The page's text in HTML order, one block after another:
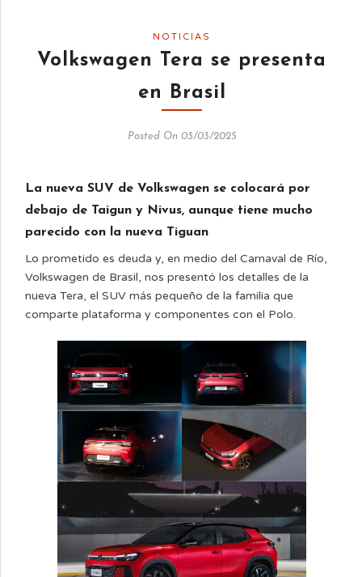
NOTICIAS
Volkswagen Tera se presenta
en Brasil
Posted On 03/03/2025
La nueva SUV de Volkswagen se colocará por
debajo de Taigun y Nivus, aunque tiene mucho
parecido con la nueva Tiguan
Lo prometido es deuda y, en medio del Carnaval de Río,
Volkswagen de Brasil, nos presentó los detalles de la
nueva Tera, el SUV más pequeño de la familia que
comparte plataforma y componentes con el Polo.